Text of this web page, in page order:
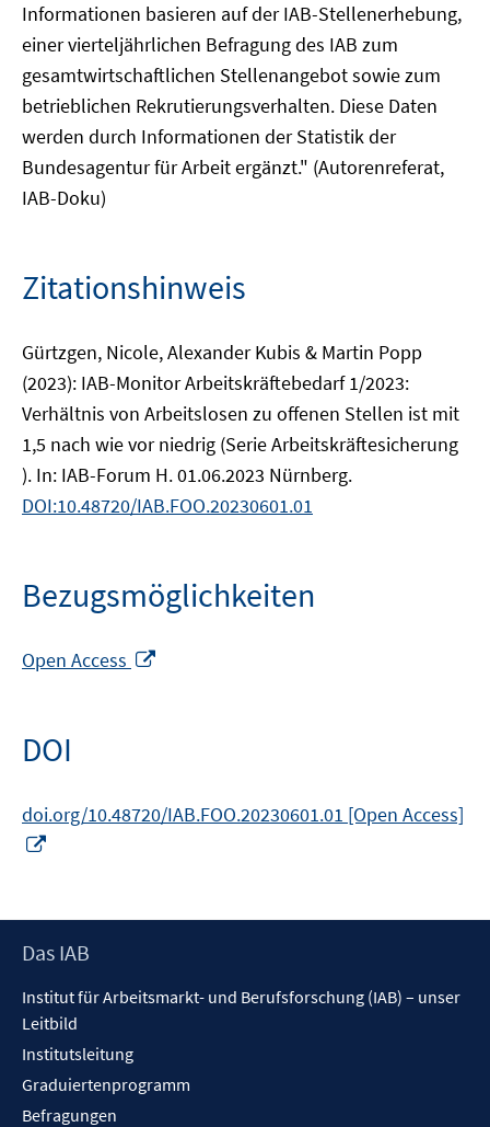
Informationen basieren auf der IAB-Stellenerhebung,
einer vierteljährlichen Befragung des IAB zum
gesamtwirtschaftlichen Stellenangebot sowie zum
betrieblichen Rekrutierungsverhalten. Diese Daten
werden durch Informationen der Statistik der
Bundesagentur für Arbeit ergänzt." (Autorenreferat,
IAB-Doku)
Zitationshinweis
Gürtzgen, Nicole, Alexander Kubis & Martin Popp
(2023): IAB-Monitor Arbeitskräftebedarf 1/2023:
Verhältnis von Arbeitslosen zu offenen Stellen ist mit
1,5 nach wie vor niedrig (Serie Arbeitskräftesicherung
). In: IAB-Forum H. 01.06.2023 Nürnberg.
DOI:10.48720/IAB.FOO.20230601.01
Bezugsmöglichkeiten
Open Access
DOI
doi.org/10.48720/IAB.FOO.20230601.01 [Open Access]
öffnen
Footer
Das IAB
Institut für Arbeitsmarkt- und Berufsforschung (IAB) – unser
Leitbild
Institutsleitung
Graduiertenprogramm
Befragungen